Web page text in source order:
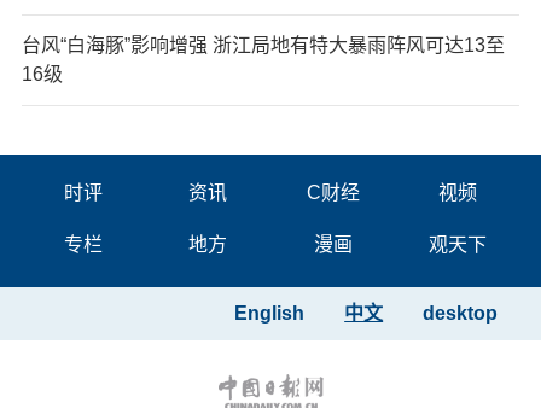
台风“白海豚”影响增强 浙江局地有特大暴雨阵风可达13至
16级
时评 资讯 C财经 视频
专栏 地方 漫画 观天下
desktop
中文
English